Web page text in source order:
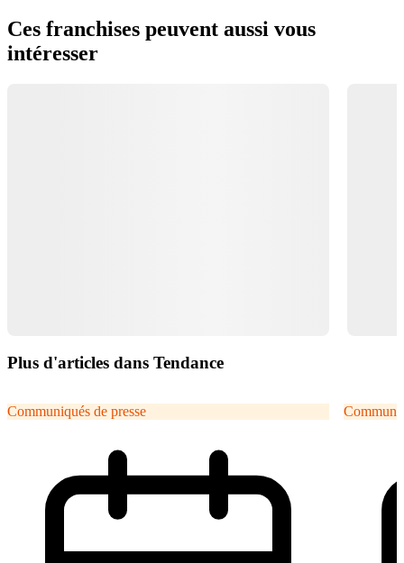
Ces franchises peuvent aussi vous
intéresser
Plus d'articles dans Tendance
Communiqués de presse